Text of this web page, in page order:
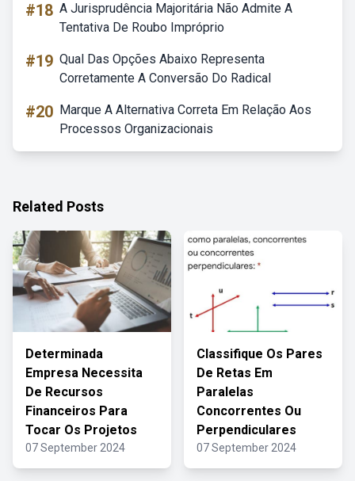
#18 A Jurisprudência Majoritária Não Admite A
Tentativa De Roubo Impróprio
#19 Qual Das Opções Abaixo Representa
Corretamente A Conversão Do Radical
#20 Marque A Alternativa Correta Em Relação Aos
Processos Organizacionais
Related Posts
Determinada
Empresa Necessita
De Recursos
Financeiros Para
Tocar Os Projetos
07 September 2024
Classifique Os Pares
De Retas Em
Paralelas
Concorrentes Ou
Perpendiculares
07 September 2024